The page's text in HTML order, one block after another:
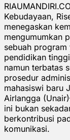
Kebudayaan,
menegaskan
mengumumkan
sebuah program
pendidikan
namun terbatas
prosedur
mahasiswi baru
Airlangga
ini bukan
berkontribusi
komunikasi.